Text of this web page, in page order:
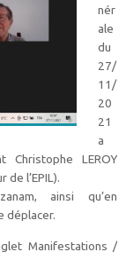
nér
ale
du
27/
11/
20
21
a
LEROY
l’EPIL).
ainsi qu’en
déplacer.
Manifestations /